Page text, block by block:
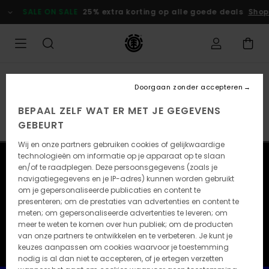
naar
producten
selectie
SALE ON SALE 25% extra korting op alle goede deals Shop nu
Element x Timber!
BEPAAL ZELF WAT ER MET JE GEGEVENS
GEBEURT
Wij en onze partners gebruiken cookies of gelijkwaardige
technologieën om informatie op je apparaat op te slaan
en/of te raadplegen. Deze persoonsgegevens (zoals je
navigatiegegevens en je IP-adres) kunnen worden gebruikt
om je gepersonaliseerde publicaties en content te
presenteren; om de prestaties van advertenties en content te
meten; om gepersonaliseerde advertenties te leveren; om
meer te weten te komen over hun publiek; om de producten
van onze partners te ontwikkelen en te verbeteren. Je kunt je
keuzes aanpassen om cookies waarvoor je toestemming
nodig is al dan niet te accepteren, of je ertegen verzetten
Doorgaan zonder accepteren